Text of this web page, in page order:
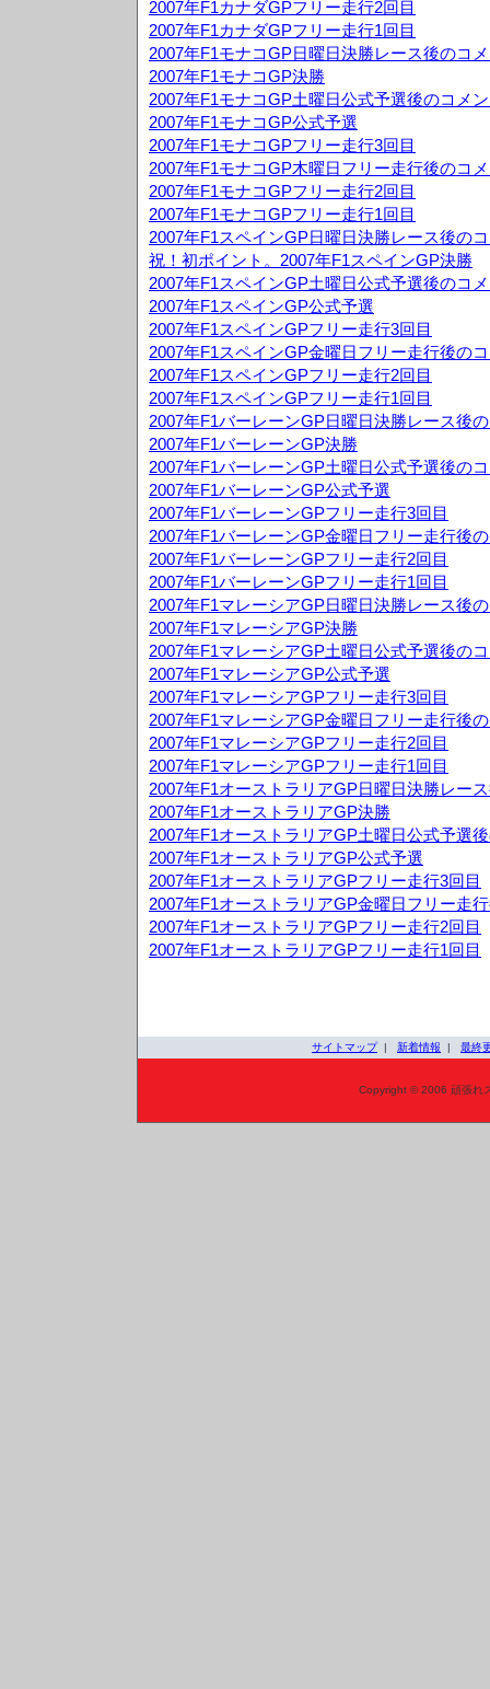
2007年F1カナダGPフリー走行2回目
2007年F1カナダGPフリー走行1回目
2007年F1モナコGP日曜日決勝レース後のコ
2007年F1モナコGP決勝
2007年F1モナコGP土曜日公式予選後のコメ
2007年F1モナコGP公式予選
2007年F1モナコGPフリー走行3回目
2007年F1モナコGP木曜日フリー走行後のコ
2007年F1モナコGPフリー走行2回目
2007年F1モナコGPフリー走行1回目
2007年F1スペインGP日曜日決勝レース後の
祝！初ポイント。2007年F1スペインGP決勝
2007年F1スペインGP土曜日公式予選後のコ
2007年F1スペインGP公式予選
2007年F1スペインGPフリー走行3回目
2007年F1スペインGP金曜日フリー走行後の
2007年F1スペインGPフリー走行2回目
2007年F1スペインGPフリー走行1回目
2007年F1バーレーンGP日曜日決勝レース後
2007年F1バーレーンGP決勝
2007年F1バーレーンGP土曜日公式予選後の
2007年F1バーレーンGP公式予選
2007年F1バーレーンGPフリー走行3回目
2007年F1バーレーンGP金曜日フリー走行後
2007年F1バーレーンGPフリー走行2回目
2007年F1バーレーンGPフリー走行1回目
2007年F1マレーシアGP日曜日決勝レース後
2007年F1マレーシアGP決勝
2007年F1マレーシアGP土曜日公式予選後の
2007年F1マレーシアGP公式予選
2007年F1マレーシアGPフリー走行3回目
2007年F1マレーシアGP金曜日フリー走行後
2007年F1マレーシアGPフリー走行2回目
2007年F1マレーシアGPフリー走行1回目
2007年F1オーストラリアGP日曜日決勝レー
2007年F1オーストラリアGP決勝
2007年F1オーストラリアGP土曜日公式予選
2007年F1オーストラリアGP公式予選
2007年F1オーストラリアGPフリー走行3回目
2007年F1オーストラリアGP金曜日フリー走
2007年F1オーストラリアGPフリー走行2回目
2007年F1オーストラリアGPフリー走行1回目
サイトマップ| 新着情報 | 最終
Copyright © 2006 頑張れ